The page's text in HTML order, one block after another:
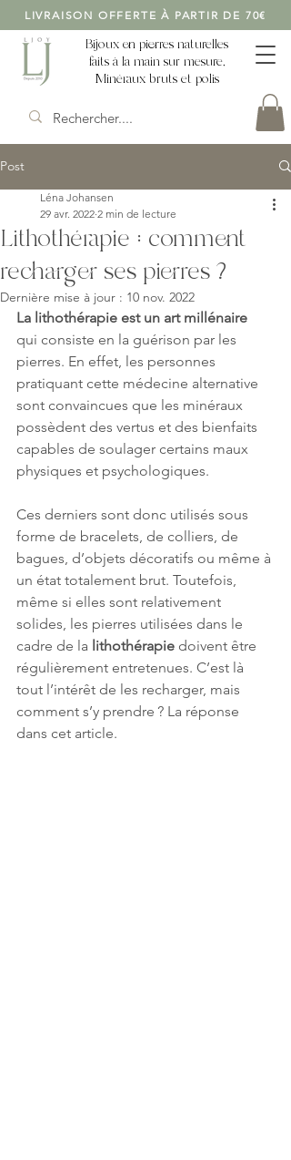
LIVRAISON OFFERTE À PARTIR DE 70€
Bijoux en pierres naturelles
faits à la main sur mesure,
Minéraux bruts et polis
Post
Lithothérapie : comment
recharger ses pierres ?
Léna Johansen
29 avr. 2022 2 min de lecture
Dernière mise à jour : 10 nov. 2022
La lithothérapie est un art millénaire
qui consiste en la guérison par les
pierres. En effet, les personnes
pratiquant cette médecine alternative
sont convaincues que les minéraux
possèdent des vertus et des bienfaits
capables de soulager certains maux
physiques et psychologiques.
Ces derniers sont donc utilisés sous
forme de bracelets, de colliers, de
bagues, d’objets décoratifs ou même à
un état totalement brut. Toutefois,
même si elles sont relativement
solides, les pierres utilisées dans le
cadre de la lithothérapie doivent être
régulièrement entretenues. C’est là
tout l’intérêt de les recharger, mais
comment s’y prendre ? La réponse
dans cet article.